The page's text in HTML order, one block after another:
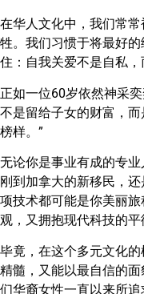
在华人文化中，我们常
牲。我们习惯于将最好
住：自我关爱不是自私，
正如一位60岁依然神采
不是留给子女的财富，
榜样。”
无论你是事业有成的专
刚到加拿大的新移民，
项技术都可能是你美丽
观，又拥抱现代科技的平
毕竟，在这个多元文化
精髓，又能以最自信的
们华裔女性一直以来所